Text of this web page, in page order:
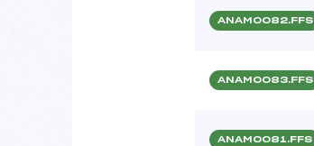
ANAM0082.FFS
ANAM0083.FFS
ANAM0081.FFS